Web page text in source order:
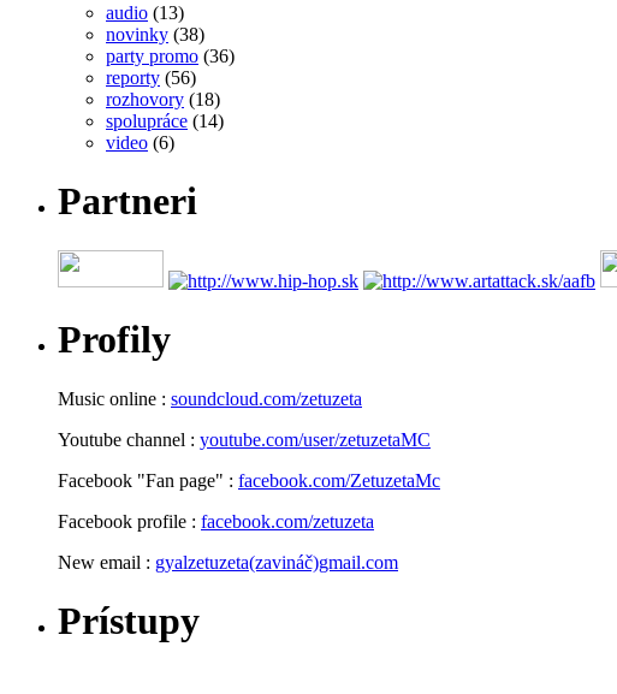
audio (13)
novinky (38)
party promo (36)
reporty (56)
rozhovory (18)
spolupráce (14)
video (6)
Partneri
Profily
Music online : soundcloud.com/zetuzeta
Youtube channel : youtube.com/user/zetuzetaMC
Facebook "Fan page" : facebook.com/ZetuzetaMc
Facebook profile : facebook.com/zetuzeta
New email : gyalzetuzeta(zavináč)gmail.com
Prístupy